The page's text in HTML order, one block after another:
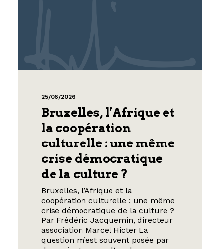
25/06/2026
Bruxelles, l’Afrique et
la coopération
culturelle : une même
crise démocratique
de la culture ?
Bruxelles, l’Afrique et la
coopération culturelle : une même
crise démocratique de la culture ?
Par Frédéric Jacquemin, directeur
association Marcel Hicter La
question m’est souvent posée par